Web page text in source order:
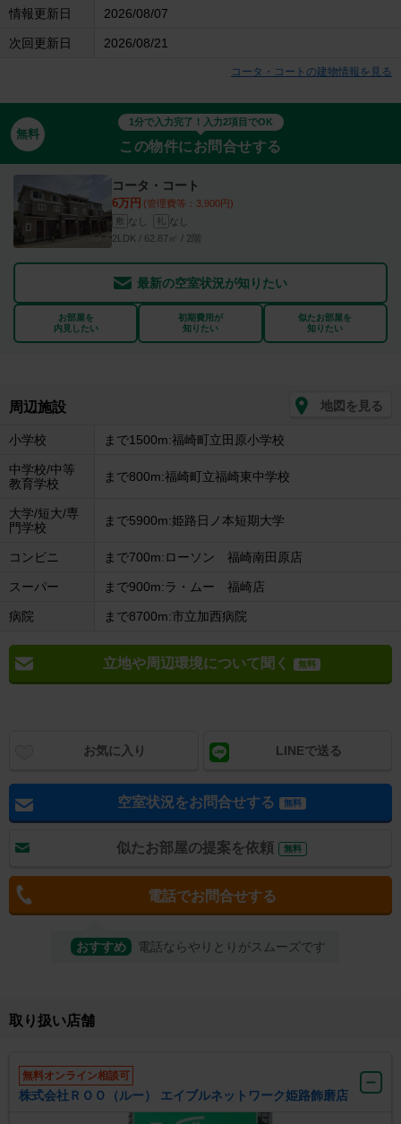
情報更新日 2026/08/07
次回更新日 2026/08/21
コータ・コートの建物情報を見る
無料
1分で入力完了！入力2項目でOK
この物件にお問合せする
コータ・コート
6万円 (管理費等：3,900円)
敷 なし 礼
なし
2LDK / 62.87㎡ / 2階
最新の空室状況が知りたい
お部屋を
内見したい
初期費用が
知りたい
似たお部屋を
知りたい
周辺施設 地図を見る
小学校 まで1500m:福崎町立田原小学校
中学校/中等
教育学校
まで800m:福崎町立福崎東中学校
大学/短大/専
門学校
まで5900m:姫路日ノ本短期大学
コンビニ まで700m:ローソン 福崎南田原店
スーパー まで900m:ラ・ムー 福崎店
病院 まで8700m:市立加西病院
立地や周辺環境について聞く 無料
お気に入り LINEで送る
空室状況をお問合せする 無料
似たお部屋の提案を依頼 無料
電話でお問合せする
おすすめ 電話ならやりとりがスムーズです
取り扱い店舗
無料オンライン相談可
株式会社ＲＯＯ（ルー） エイブルネットワーク姫路飾磨店